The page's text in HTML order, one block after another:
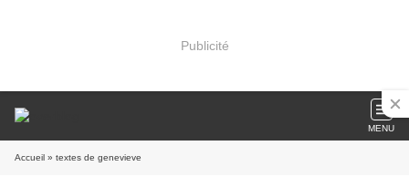
Publicité
MENU
Accueil » textes de genevieve